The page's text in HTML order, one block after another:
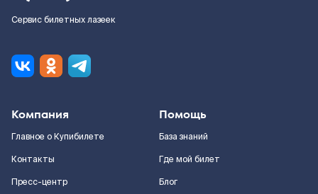
Сервис билетных лазеек
Компания
Главное о Купибилете
Контакты
Пресс-центр
Помощь
База знаний
Где мой билет
Блог